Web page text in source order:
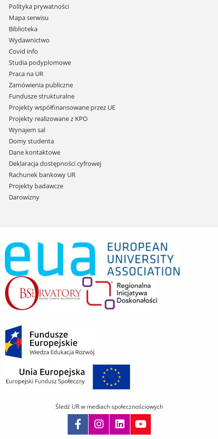
Pomiń
nawigację
i
przejdź
do
treści
Polityka prywatności
Mapa serwisu
Biblioteka
Wydawnictwo
Covid info
Studia podyplomowe
Praca na UR
Zamówienia publiczne
Fundusze strukturalne
Projekty współfinansowane przez UE
Projekty realizowane z KPO
Wynajem sal
Domy studenta
Dane kontaktowe
Deklaracja dostępności cyfrowej
Rachunek bankowy UR
Projekty badawcze
Darowizny
Śledź UR w mediach społecznościowych